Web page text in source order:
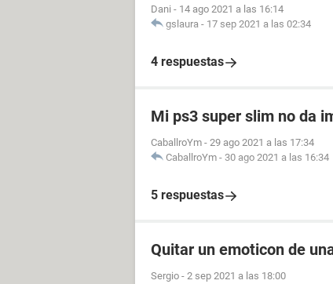
Dani - 14 ago 2021 a las 16:14
gslaura - 17 sep 2021 a las 02:34
4 respuestas
Mi ps3 super slim no da
CaballroYm - 29 ago 2021 a las 17:34
CaballroYm - 30 ago 2021 a las 16:34
5 respuestas
Quitar un emoticon de
Sergio - 2 sep 2021 a las 18:00